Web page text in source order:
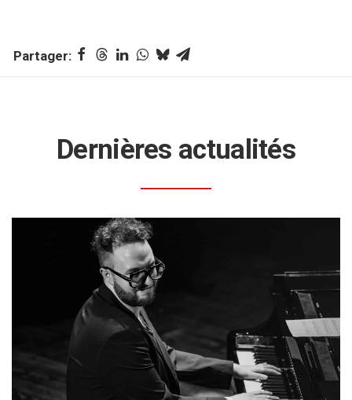
Dernières actualités